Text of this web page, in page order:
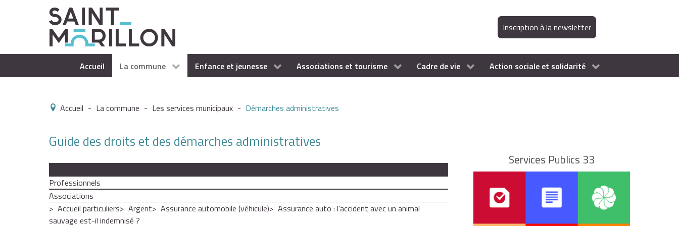
Inscription à la newsletter
Accueil La commune Enfance et jeunesse Associations et tourisme Cadre de vie Action sociale et solidarité
Accueil - La commune - Les services municipaux - Démarches administratives
Guide des droits et des démarches administratives
Professionnels
Associations
Accueil particuliers
Argent Assurance automobile (véhicule)
Assurance auto : l'accident avec un animal
sauvage est-il indemnisé ?
Services Publics 33